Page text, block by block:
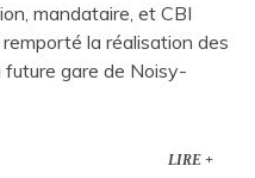
mandataire, et CBI
la réalisation des
future gare de Noisy-
LIRE +